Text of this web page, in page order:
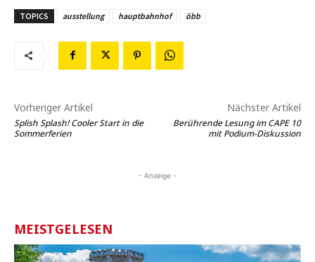
TOPICS ausstellung hauptbahnhof öbb
Vorheriger Artikel
Splish Splash! Cooler Start in die
Sommerferien
Nächster Artikel
Berührende Lesung im CAPE 10
mit Podium-Diskussion
- Anzeige -
MEISTGELESEN